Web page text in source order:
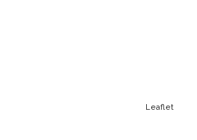
Leaflet